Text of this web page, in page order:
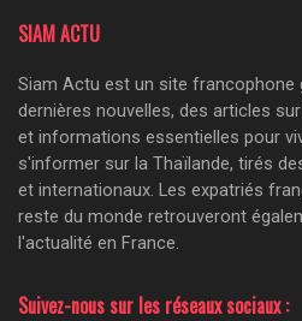
SIAM ACTU
Siam Actu est un site francophone
dernières nouvelles, des articles
et informations essentielles pour
s'informer sur la Thaïlande, tirés
et internationaux. Les expatriés
reste du monde retrouveront
l'actualité en France.
Suivez-nous sur les réseaux sociaux :